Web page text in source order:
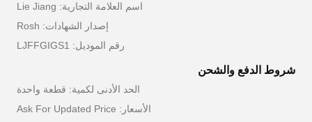
اسم العلامة التجارية: Lie Jiang
إصدار الشهادات: Rosh
رقم الموديل: LJFFGIGS1
شروط الدفع والشحن
الحد الأدنى لكمية: قطعة واحدة
الأسعار: Ask For Updated Price